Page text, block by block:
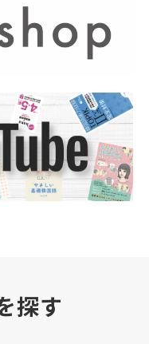
探す